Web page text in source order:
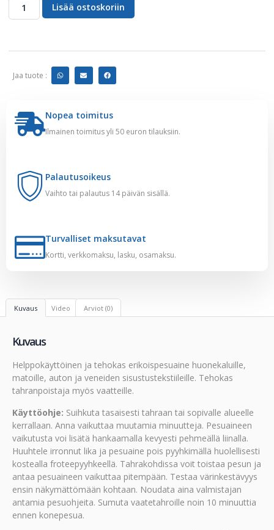
Lisää ostoskoriin
Jaa tuote :
Nopea toimitus
Ilmainen toimitus yli 50 euron tilauksiin.
Palautusoikeus
Vaihto tai palautus 14 päivän sisällä.
Turvalliset maksutavat
Kortti, verkkomaksu, lasku, osamaksu.
Kuvaus Video Arviot (0)
Kuvaus
Helppokäyttöinen ja tehokas erikoispesuaine huonekaluille,
matoille, auton ja veneiden sisustustekstiileille. Tehokas
tahranpoistaja myös vaatteille.
Käyttöohje: Suihkuta tasaisesti tahraan tai sopivalle alueelle
kerrallaan. Anna vaikuttaa muutamia minuutteja. Pesuaineen
vaikutusta voi lisätä hankaamalla kevyesti pehmeällä liinalla.
Huuhtele irronnut lika ja pesuaine pois pyyhkimällä huolellisesti
kostealla froteepyyhkeellä. Tahrakohdissa voit toistaa pesun ja
antaa pesuaineen vaikuttaa pitempään. Testaa värinkestävyys
ensin näkymättömään kohtaan. Noudata aina valmistajan
antamia pesuohjeita. Sumuta vaatetahroille noin 10 minuuttia
ennen konepesua.